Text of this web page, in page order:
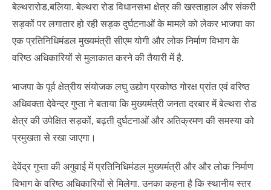
बेल्थरारोड,बलिया. बेल्थरा रोड विधानसभा क्षेत्र की खस्ताहाल और संकरी
सड़कों पर लगातार हो रही सड़क दुर्घटनाओं के मामले को लेकर भाजपा का
एक प्रतिनिधिमंडल मुख्यमंत्री सीएम योगी और लोक निर्माण विभाग के
वरिष्ठ अधिकारियों से मुलाकात करने की तैयारी में है.
भाजपा के पूर्व क्षेत्रीय संयोजक लघु उद्योग प्रकोष्ठ गोरक्ष प्रांत एवं वरिष्ठ
अधिवक्ता देवेन्द्र गुप्ता ने बताया कि मुख्यमंत्री जनता दरबार में बेल्थरा रोड
क्षेत्र की उपेक्षित सड़कों, बढ़ती दुर्घटनाओं और अतिक्रमण की समस्या को
प्रमुखता से रखा जाएगा।
देवेंद्र गुप्ता की अगुवाई में प्रतिनिधिमंडल मुख्यमंत्री और और लोक निर्माण
विभाग के वरिष्ठ अधिकारियों से मिलेगा. उनका कहना है कि स्थानीय स्तर